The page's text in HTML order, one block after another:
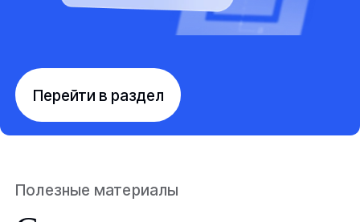
Перейти в раздел
Полезные материалы